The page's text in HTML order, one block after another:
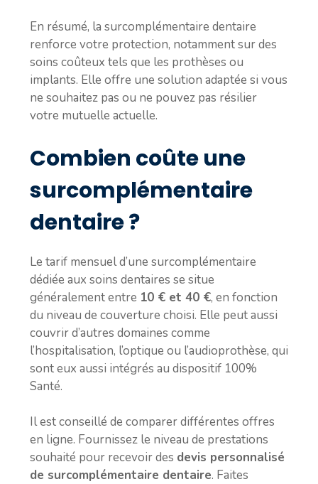
En résumé, la surcomplémentaire dentaire
renforce votre protection, notamment sur des
soins coûteux tels que les prothèses ou
implants. Elle offre une solution adaptée si vous
ne souhaitez pas ou ne pouvez pas résilier
votre mutuelle actuelle.
Combien coûte une
surcomplémentaire
dentaire ?
Le tarif mensuel d’une surcomplémentaire
dédiée aux soins dentaires se situe
généralement entre 10 € et 40 €, en fonction
du niveau de couverture choisi. Elle peut aussi
couvrir d’autres domaines comme
l’hospitalisation, l’optique ou l’audioprothèse, qui
sont eux aussi intégrés au dispositif 100%
Santé.
Il est conseillé de comparer différentes offres
en ligne. Fournissez le niveau de prestations
souhaité pour recevoir des devis personnalisé
de surcomplémentaire dentaire. Faites